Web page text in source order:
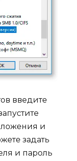
введите
и
задать
и пароль